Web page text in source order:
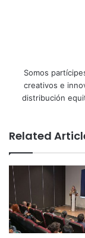
Somos
creativos e
distribución
Related